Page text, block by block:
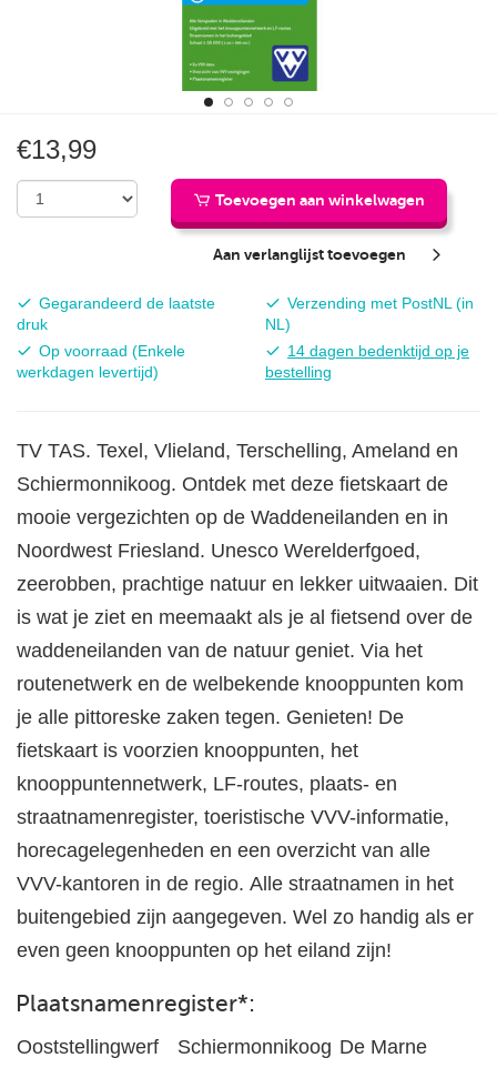
€13,99
Toevoegen aan winkelwagen
Aan verlanglijst toevoegen
Actualiteit:
Gegarandeerd de laatste
druk
Beschikbaarheid:
Op voorraad (Enkele
werkdagen levertijd)
Bezorgkosten:
Verzending met PostNL (in
NL)
Bedenktijd:
14 dagen bedenktijd op je
bestelling
TV TAS. Texel, Vlieland, Terschelling, Ameland en
Schiermonnikoog. Ontdek met deze fietskaart de
mooie vergezichten op de Waddeneilanden en in
Noordwest Friesland. Unesco Werelderfgoed,
zeerobben, prachtige natuur en lekker uitwaaien. Dit
is wat je ziet en meemaakt als je al fietsend over de
waddeneilanden van de natuur geniet. Via het
routenetwerk en de welbekende knooppunten kom
je alle pittoreske zaken tegen. Genieten! De
fietskaart is voorzien knooppunten, het
knooppuntennetwerk, LF-routes, plaats- en
straatnamenregister, toeristische VVV-informatie,
horecagelegenheden en een overzicht van alle
VVV-kantoren in de regio. Alle straatnamen in het
buitengebied zijn aangegeven. Wel zo handig als er
even geen knooppunten op het eiland zijn!
Plaatsnamenregister*:
Ooststellingwerf
Schiermonnikoog De Marne